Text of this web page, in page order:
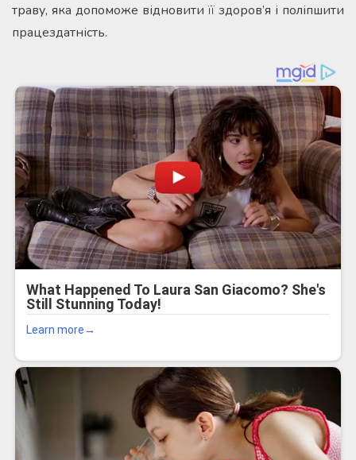
траву, яка допоможе відновити її здоров’я і поліпшити
працездатність.